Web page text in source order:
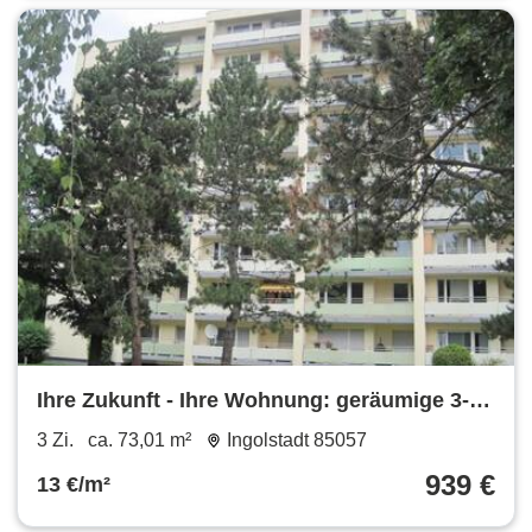
Ihre Zukunft - Ihre Wohnung: geräumige 3-
Zimmer-Wohnung mit Balkon
3 Zi. ca. 73,01 m² Ingolstadt 85057
13 €/m² 939 €